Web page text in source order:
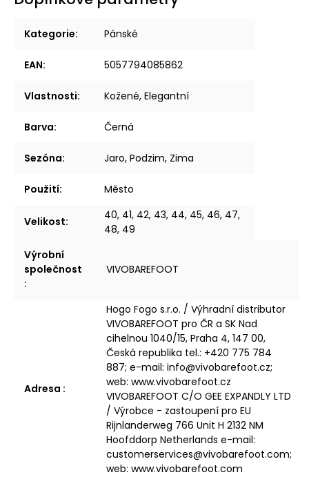
Kategorie: Pánské
EAN: 5057794085862
Vlastnosti: Kožené, Elegantní
Barva: Černá
Sezóna: Jaro, Podzim, Zima
Použití: Město
Velikost:
40, 41, 42, 43, 44, 45, 46, 47,
48, 49
Výrobní
společnost
:
VIVOBAREFOOT
Adresa :
Hogo Fogo s.r.o. / Výhradní distributor
VIVOBAREFOOT pro ČR a SK Nad
cihelnou 1040/15, Praha 4, 147 00,
Česká republika tel.: +420 775 784
887; e-mail: info@vivobarefoot.cz;
web: www.vivobarefoot.cz
VIVOBAREFOOT C/O GEE EXPANDLY LTD
/ Výrobce - zastoupení pro EU
Rijnlanderweg 766 Unit H 2132 NM
Hoofddorp Netherlands e-mail:
customerservices@vivobarefoot.com;
web: www.vivobarefoot.com